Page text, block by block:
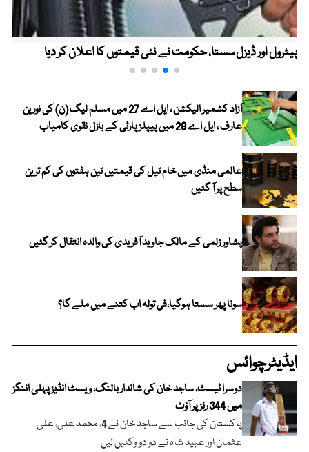
پیٹرول اور ڈیزل سستا، حکومت نے نئی قیمتوں کا اعلان کر دیا
آزاد کشمیر الیکشن ، ایل اے 27 میں مسلم لیگ (ن) کی نورین
عارف ، ایل اے 28 میں پیپلز پارٹی کے بازل نقوی کامیاب
عالمی منڈی میں خام تیل کی قیمتیں تین ہفتوں کی کم ترین
سطح پر آ گئیں
پشاور زلمی کے مالک جاوید آفریدی کی والدہ انتقال کر گئیں
سونا پھر سستا ہوگیا،فی تولہ اب کتنے میں ملے گا؟
ایڈیٹرچوائس
دوسرا ٹیسٹ، ساجد خان کی شاندار بالنگ، ویسٹ انڈیز پہلی اننگز
میں 344 رنز پر آؤٹ
پاکستان کی جانب سے ساجد خان نے 4، محمد علی، علی
عثمان اور عبید شاہ نے دو دو وکٹیں لیں